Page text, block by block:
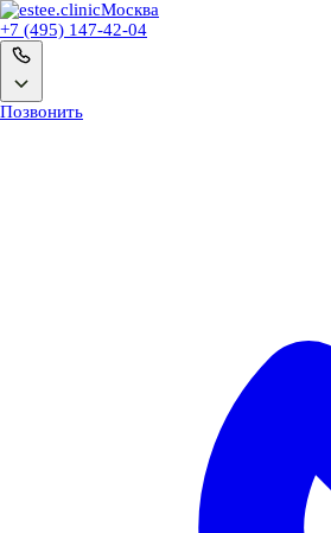
Москва
+7 (495) 147-42-04
Позвонить